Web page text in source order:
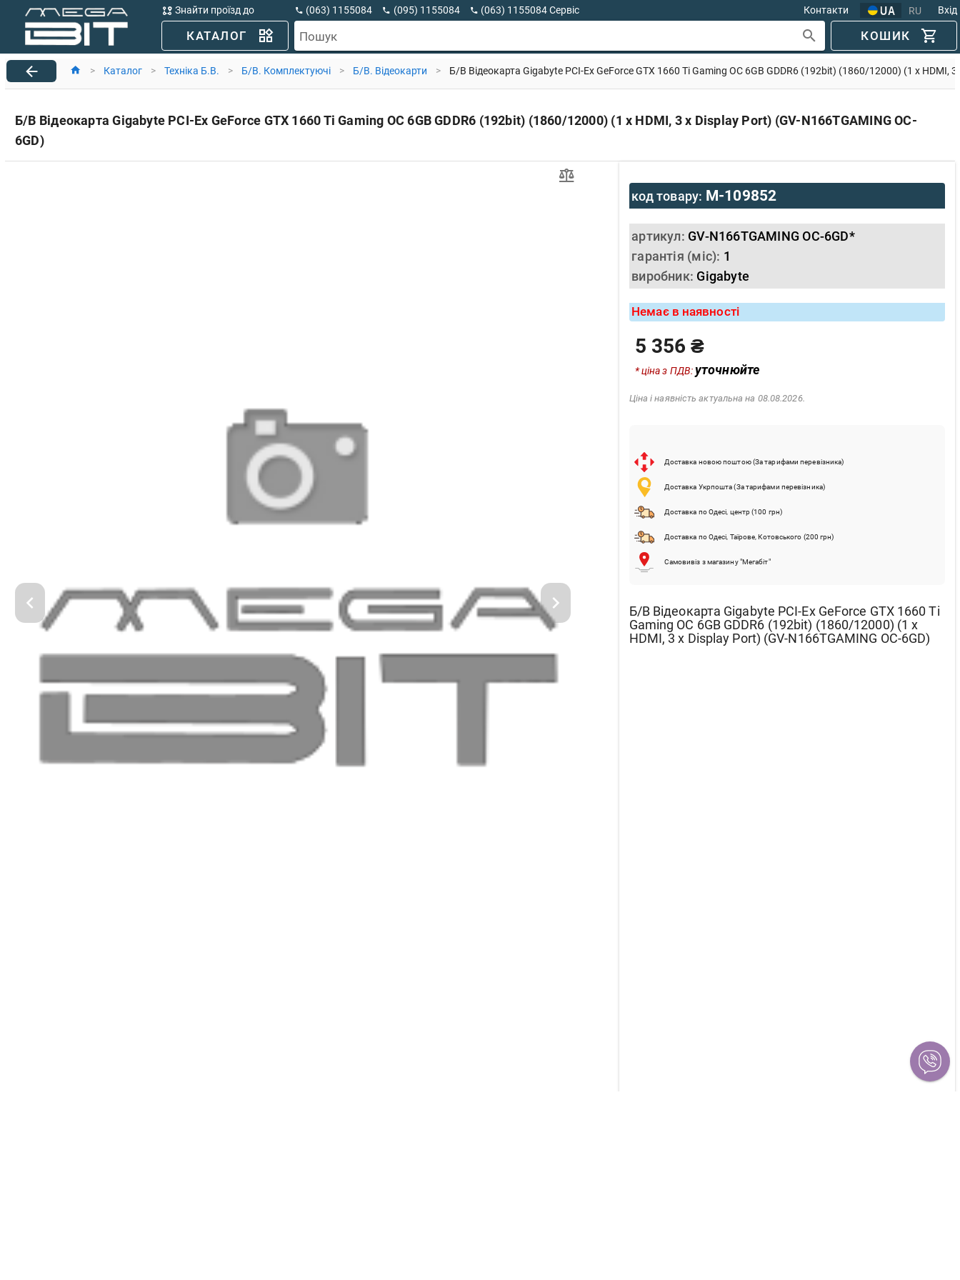
Знайти проїзд до
MegaBit
(063) 1155084 (095) 1155084
(063) 1155084 Сервіс
Вхід
RU
Контакти
КАТАЛОГ Пошук КОШИК
> Каталог > Техніка Б.В. > Б/В. Комплектуючі > Б/В. Відеокарти > Б/В Відеокарта Gigabyte PCI-Ex GeForce GTX 1660 Ti Gaming OC 6GB GDDR6 (192bit) (1860/12000) (1 x HDMI,
Б/В Відеокарта Gigabyte PCI-Ex GeForce GTX 1660 Ti Gaming OC 6GB GDDR6 (192bit) (1860/12000) (1 x HDMI, 3 x Display Port) (GV-N166TGAMING OC-
6GD)
код товару: M-109852
артикул: GV-N166TGAMING OC-6GD*
гарантія (міс): 1
виробник: Gigabyte
Немає в наявності
5 356 ₴
* ціна з ПДВ:уточнюйте
Ціна і наявність актуальна на 08.08.2026.
Доставка новою поштою (За тарифами перевізника)
Доставка Укрпошта (За тарифами перевізника)
Доставка по Одесі, центр (100 грн)
Доставка по Одесі, Таїрове, Котовського (200 грн)
Самовивіз з магазину "Мегабіт"
Б/В Відеокарта Gigabyte PCI-Ex GeForce GTX 1660 Ti
Gaming OC 6GB GDDR6 (192bit) (1860/12000) (1 x
HDMI, 3 x Display Port) (GV-N166TGAMING OC-6GD)